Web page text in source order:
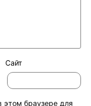
Сайт
этом браузере для